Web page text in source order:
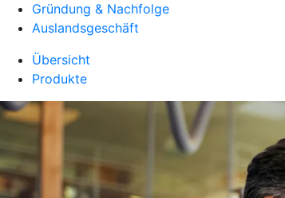
Gründung & Nachfolge
Auslandsgeschäft
Übersicht
Produkte